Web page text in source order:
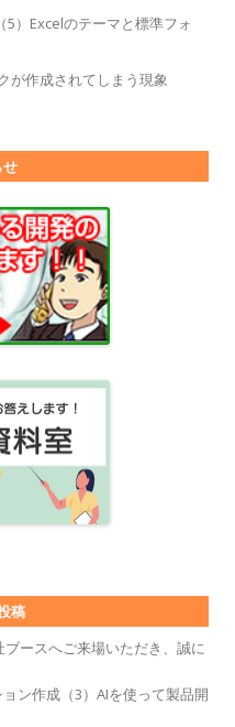
）Excelのテーマと標準フォ
が作成されてしまう現象
せ
稿
ブースへご来場いただき、誠に
ン作成（3）AIを使って製品開